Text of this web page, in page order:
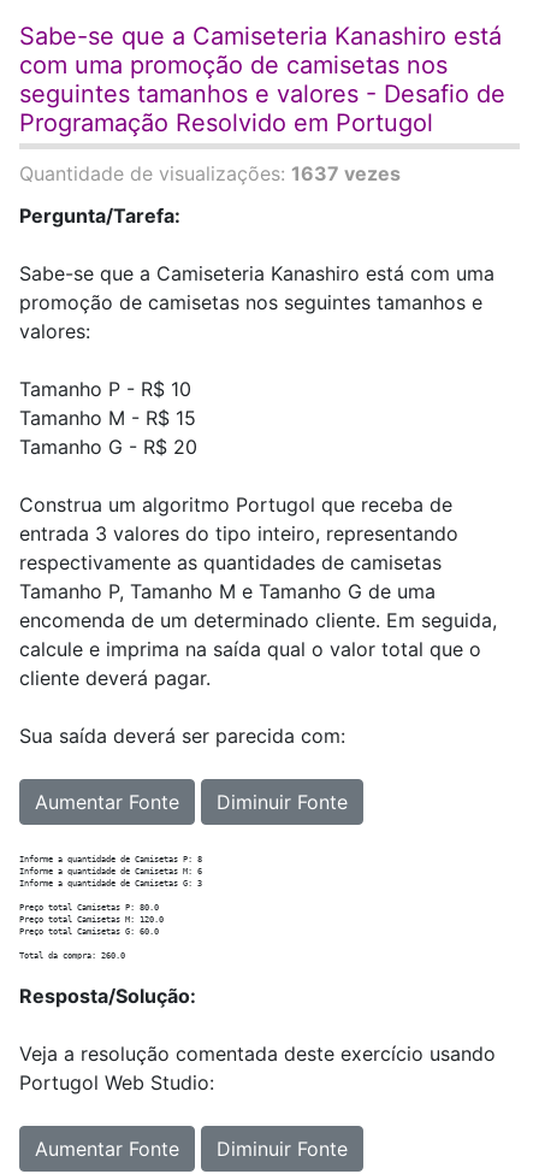
Sabe-se que a Camiseteria Kanashiro está
com uma promoção de camisetas nos
seguintes tamanhos e valores - Desafio de
Programação Resolvido em Portugol
Quantidade de visualizações: 1637 vezes
Pergunta/Tarefa:
Sabe-se que a Camiseteria Kanashiro está com uma
promoção de camisetas nos seguintes tamanhos e
valores:
Tamanho P - R$ 10
Tamanho M - R$ 15
Tamanho G - R$ 20
Construa um algoritmo Portugol que receba de
entrada 3 valores do tipo inteiro, representando
respectivamente as quantidades de camisetas
Tamanho P, Tamanho M e Tamanho G de uma
encomenda de um determinado cliente. Em seguida,
calcule e imprima na saída qual o valor total que o
cliente deverá pagar.
Sua saída deverá ser parecida com:
Aumentar Fonte Diminuir Fonte
Informe a quantidade de Camisetas P: 8
Informe a quantidade de Camisetas M: 6
Informe a quantidade de Camisetas G: 3
Preço total Camisetas P: 80.0
Preço total Camisetas M: 120.0
Preço total Camisetas G: 60.0
Resposta/Solução:
Veja a resolução comentada deste exercício usando
Portugol Web Studio:
Aumentar Fonte Diminuir Fonte